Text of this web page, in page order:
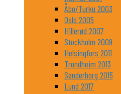
Åbo/Turku 2003
Oslo 2005
Hillerød 2007
Stockholm 2009
Helsingfors 2011
Trondheim 2013
Sønderborg 2015
Lund 2017